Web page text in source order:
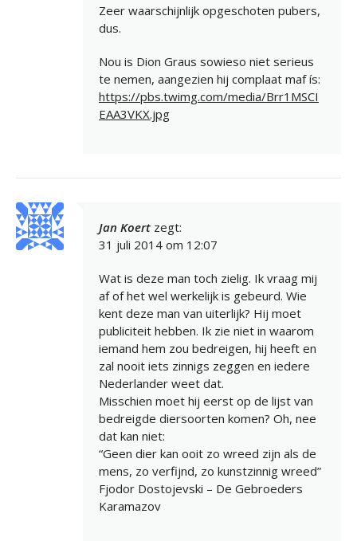
Zeer waarschijnlijk opgeschoten pubers,
dus.
Nou is Dion Graus sowieso niet serieus
te nemen, aangezien hij complaat maf ís:
https://pbs.twimg.com/media/Brr1MSCI
EAA3VKX.jpg
Jan Koert zegt:
31 juli 2014 om 12:07
Wat is deze man toch zielig. Ik vraag mij
af of het wel werkelijk is gebeurd. Wie
kent deze man van uiterlijk? Hij moet
publiciteit hebben. Ik zie niet in waarom
iemand hem zou bedreigen, hij heeft en
zal nooit iets zinnigs zeggen en iedere
Nederlander weet dat.
Misschien moet hij eerst op de lijst van
bedreigde diersoorten komen? Oh, nee
dat kan niet:
“Geen dier kan ooit zo wreed zijn als de
mens, zo verfijnd, zo kunstzinnig wreed”
Fjodor Dostojevski – De Gebroeders
Karamazov